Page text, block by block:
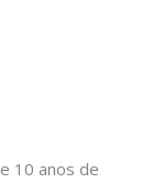
10 anos de